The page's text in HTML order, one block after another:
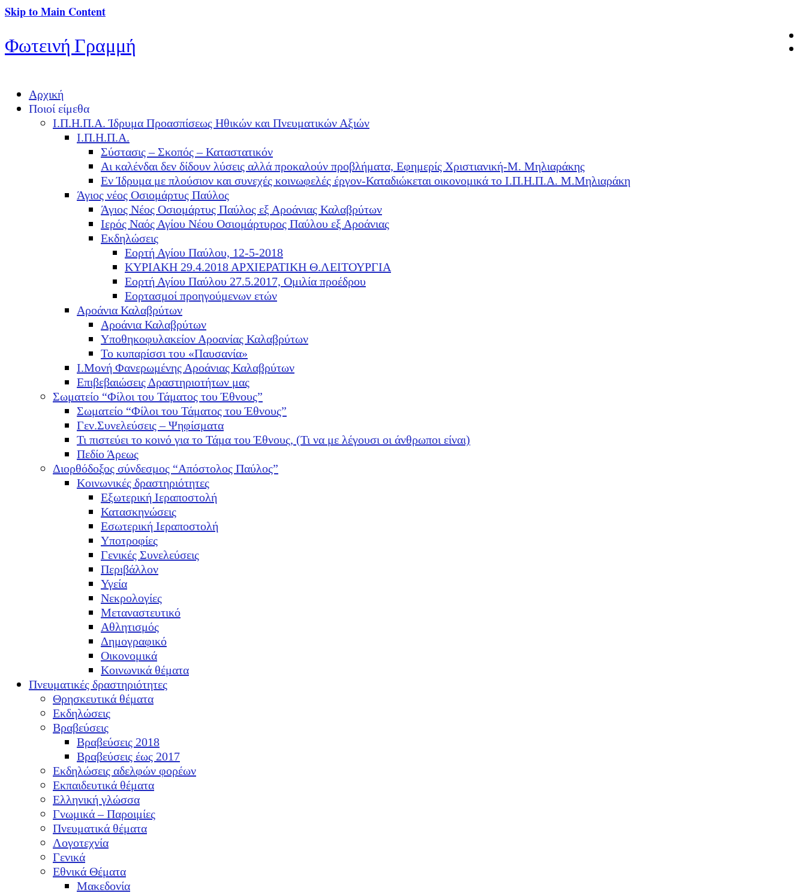
Skip to Main Content
Φωτεινή Γραμμή
Αρχική
Ποιοί είμεθα
Ι.Π.Η.Π.Α. Ίδρυμα Προασπίσεως Ηθικών και Πνευματικών Αξιών
Ι.Π.Η.Π.Α.
Σύστασις – Σκοπός – Καταστατικόν
Αι καλένδαι δεν δίδουν λύσεις αλλά προκαλούν προβλήματα, Εφημερίς Χριστιανική-Μ. Μηλιαράκης
Εν Ίδρυμα με πλούσιον και συνεχές κοινωφελές έργον-Καταδιώκεται οικονομικά το Ι.Π.Η.Π.Α. Μ.Μηλιαράκη
Άγιος νέος Οσιομάρτυς Παύλος
Άγιος Νέος Οσιομάρτυς Παύλος εξ Αροάνιας Καλαβρύτων
Ιερός Ναός Αγίου Νέου Οσιομάρτυρος Παύλου εξ Αροάνιας
Εκδηλώσεις
Εορτή Αγίου Παύλου, 12-5-2018
ΚΥΡΙΑΚΗ 29.4.2018 ΑΡΧΙΕΡΑΤΙΚΗ Θ.ΛΕΙΤΟΥΡΓΙΑ
Εορτή Αγίου Παύλου 27.5.2017, Ομιλία προέδρου
Εορτασμοί προηγούμενων ετών
Αροάνια Καλαβρύτων
Αροάνια Καλαβρύτων
Υποθηκοφυλακείον Αροανίας Καλαβρύτων
Το κυπαρίσσι του «Παυσανία»
Ι.Μονή Φανερωμένης Αροάνιας Καλαβρύτων
Επιβεβαιώσεις Δραστηριοτήτων μας
Σωματείο “Φίλοι του Τάματος του Έθνους”
Σωματείο “Φίλοι του Τάματος του Έθνους”
Γεν.Συνελεύσεις – Ψηφίσματα
Τι πιστεύει το κοινό για το Τάμα του Έθνους, (Τι να με λέγουσι οι άνθρωποι είναι)
Πεδίο Άρεως
Διορθόδοξος σύνδεσμος “Απόστολος Παύλος”
Κοινωνικές δραστηριότητες
Εξωτερική Ιεραποστολή
Κατασκηνώσεις
Εσωτερική Ιεραποστολή
Υποτροφίες
Γενικές Συνελεύσεις
Περιβάλλον
Υγεία
Νεκρολογίες
Μεταναστευτικό
Αθλητισμός
Δημογραφικό
Οικονομικά
Κοινωνικά θέματα
Πνευματικές δραστηριότητες
Θρησκευτικά θέματα
Εκδηλώσεις
Βραβεύσεις
Βραβεύσεις 2018
Βραβεύσεις έως 2017
Εκδηλώσεις αδελφών φορέων
Εκπαιδευτικά θέματα
Ελληνική γλώσσα
Γνωμικά – Παροιμίες
Πνευματικά θέματα
Λογοτεχνία
Γενικά
Εθνικά Θέματα
Μακεδονία